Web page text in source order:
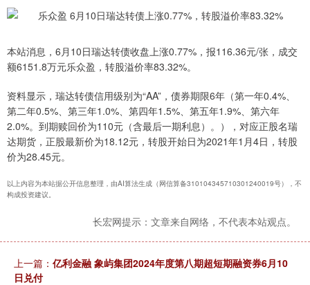
本站消息，6月10日瑞达转债收盘上涨0.77%，报116.36元/张，成交
额6151.8万元乐众盈，转股溢价率83.32%。
资料显示，瑞达转债信用级别为“AA”，债券期限6年（第一年0.4%、
第二年0.5%、第三年1.0%、第四年1.5%、第五年1.9%、第六年
2.0%。到期赎回价为110元（含最后一期利息）。），对应正股名瑞
达期货，正股最新价为18.12元，转股开始日为2021年1月4日，转股
价为28.45元。
以上内容为本站据公开信息整理，由AI算法生成（网信算备310104345710301240019号），不
构成投资建议。
长宏网提示：文章来自网络，不代表本站观点。
上一篇： 亿利金融 象屿集团2024年度第八期超短期融资券6月10
日兑付